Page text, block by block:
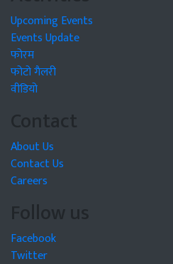
Upcoming Events
Events Update
फोरम
फोटो गैलरी
वीडियो
Contact
About Us
Contact Us
Careers
Follow us
Facebook
Twitter